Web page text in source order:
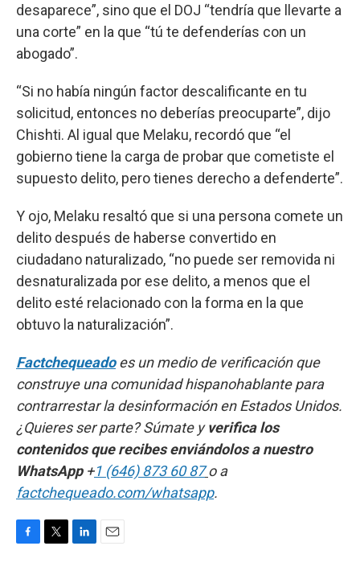
desaparece”, sino que el DOJ “tendría que llevarte a
una corte” en la que “tú te defenderías con un
abogado”.
“Si no había ningún factor descalificante en tu
solicitud, entonces no deberías preocuparte”, dijo
Chishti. Al igual que Melaku, recordó que “el
gobierno tiene la carga de probar que cometiste el
supuesto delito, pero tienes derecho a defenderte”.
Y ojo, Melaku resaltó que si una persona comete un
delito después de haberse convertido en
ciudadano naturalizado, “no puede ser removida ni
desnaturalizada por ese delito, a menos que el
delito esté relacionado con la forma en la que
obtuvo la naturalización”.
Factchequeadoes un medio de verificación que
construye una comunidad hispanohablante para
contrarrestar la desinformación en Estados Unidos.
¿Quieres ser parte? Súmate yverifica los
contenidos que recibes enviándolos a nuestro
WhatsApp+1 (646) 873 60 87 o a
factchequeado.com/whatsapp.